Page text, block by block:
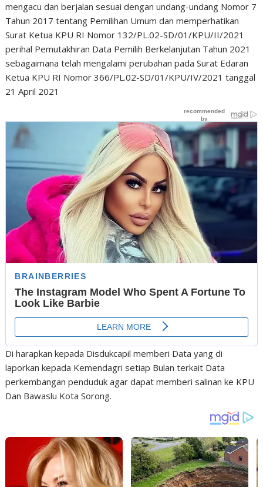
mengacu dan berjalan sesuai dengan undang-undang Nomor 7
Tahun 2017 tentang Pemilihan Umum dan memperhatikan
Surat Ketua KPU RI Nomor 132/PL.02-SD/01/KPU/II/2021
perihal Pemutakhiran Data Pemilih Berkelanjutan Tahun 2021
sebagaimana telah mengalami perubahan pada Surat Edaran
Ketua KPU RI Nomor 366/PL.02-SD/01/KPU/IV/2021 tanggal
21 April 2021
Di harapkan kepada Disdukcapil memberi Data yang di
laporkan kepada Kemendagri setiap Bulan terkait Data
perkembangan penduduk agar dapat memberi salinan ke KPU
Dan Bawaslu Kota Sorong.